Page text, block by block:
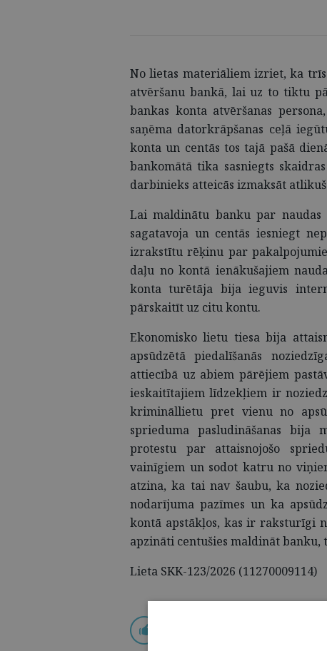
No lietas materiāliem izriet, ka
atvēršanu bankā, lai uz to tiktu
bankas konta atvēršanas
saņēma datorkrāpšanas ceļā
konta un centās tos tajā pašā
bankomātā tika sasniegts
darbinieks atteicās izmaksāt
Lai maldinātu banku par naudas
sagatavoja un centās iesniegt
izrakstītu rēķinu par
daļu no kontā ienākušajiem
konta turētāja bija ieguvis
pārskaitīt uz citu kontu.
Ekonomisko lietu tiesa bija
apsūdzētā piedalīšanās
attiecībā uz abiem pārējiem
ieskaitītajiem līdzekļiem ir
krimināllietu pret vienu no
sprieduma pasludināšanas bija
protestu par attaisnojošo
vainīgiem un sodot katru no
atzina, ka tai nav šaubu, ka
nodarījuma pazīmes un ka
kontā apstākļos, kas ir raksturīgi
apzināti centušies maldināt
Lieta SKK-123/2026 (11270009114)